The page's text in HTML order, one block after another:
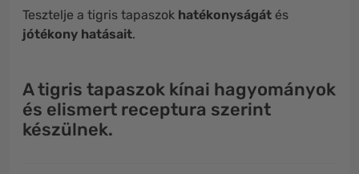
Tesztelje a tigris tapaszok hatékonyságát és
jótékony hatásait.
A tigris tapaszok kínai hagyományok
és elismert receptura szerint
készülnek.